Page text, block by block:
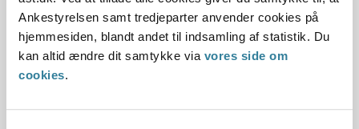
Ankestyrelsen samt tredjeparter anvender cookies på
hjemmesiden, blandt andet til indsamling af statistik. Du
kan altid ændre dit samtykke via vores side om
cookies.
I den konkrete sag anmodede arbejdsgiver om fuld
aktindsigt i sagen om refusion efter der var truffet
afgørelse om ophør af refusion af sygedagpenge. Forinden
afgørelsen om ophør af refusion havde kommunen sendt